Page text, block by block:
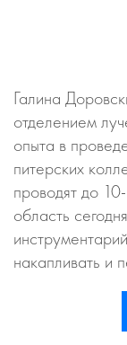
Галина
отделением
опыта в
питерских
проводят до
область
накапливать и